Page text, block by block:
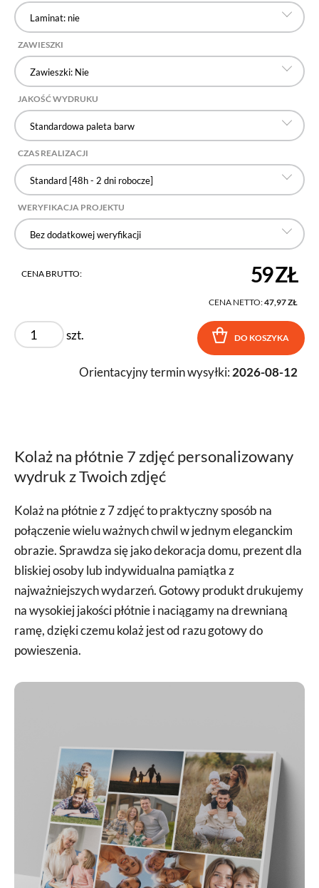
Laminat: nie
ZAWIESZKI
Zawieszki: Nie
JAKOŚĆ WYDRUKU
Standardowa paleta barw
CZAS REALIZACJI
Standard [48h - 2 dni robocze]
WERYFIKACJA PROJEKTU
Bez dodatkowej weryfikacji
CENA BRUTTO: 59 ZŁ
CENA NETTO:47,97 ZŁ
szt. DO KOSZYKA
Orientacyjny termin wysyłki: 2026-08-12
Kolaż na płótnie 7 zdjęć personalizowany
wydruk z Twoich zdjęć
Kolaż na płótnie z 7 zdjęć to praktyczny sposób na
połączenie wielu ważnych chwil w jednym eleganckim
obrazie. Sprawdza się jako dekoracja domu, prezent dla
bliskiej osoby lub indywidualna pamiątka z
najważniejszych wydarzeń. Gotowy produkt drukujemy
na wysokiej jakości płótnie i naciągamy na drewnianą
ramę, dzięki czemu kolaż jest od razu gotowy do
powieszenia.